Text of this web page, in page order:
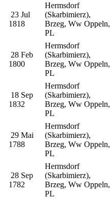
23 Jul
1818
Hermsdorf
(Skarbimierz),
Brzeg, Ww Oppeln,
PL
28 Feb
1800
Hermsdorf
(Skarbimierz),
Brzeg, Ww Oppeln,
PL
18 Sep
1832
Hermsdorf
(Skarbimierz),
Brzeg, Ww Oppeln,
PL
29 Mai
1788
Hermsdorf
(Skarbimierz),
Brzeg, Ww Oppeln,
PL
28 Sep
1782
Hermsdorf
(Skarbimierz),
Brzeg, Ww Oppeln,
PL